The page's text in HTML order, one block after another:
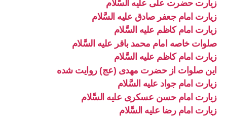
زیارت حضرت علی علیه السَّلام
زیارت امام جعفر صادق علیه السَّلام
زیارت امام کاظم علیه السَّلام
صلوات خاصه امام محمد باقر علیه السَّلام
زیارت امام کاظم علیه السَّلام
این صلوات از حضرت مهدی (عج) روایت شده
زیارت امام جواد علیه السَّلام
زیارت امام حسن عسکری علیه السَّلام
زیارت امام رضا علیه السَّلام